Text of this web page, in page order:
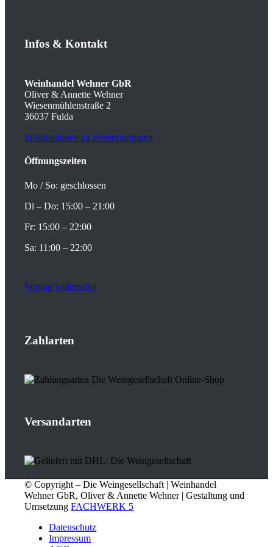
Infos & Kontakt
Weinhandel Wehner GbR
Oliver & Annette Wehner
Wiesenmühlenstraße 2
36037 Fulda
Informationen zu Reservierungen
Öffnungszeiten
Mo / So: geschlossen
Di – Do: 15:00 – 21:00
Fr: 15:00 – 22:00
Sa: 11:00 – 22:00
Vertrag widerrufen
Zahlarten
Versandarten
© Copyright – Die Weingesellschaft | Weinhandel
Wehner GbR, Oliver & Annette Wehner | Gestaltung und
UmsetzungFACHWERK 5
Datenschutz
Impressum